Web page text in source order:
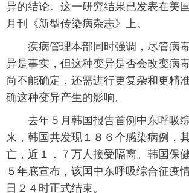
新华电视中文 新华电视英文
异的结论。这一研究结果已发表在美
月刊《新型传染病杂志》上。
疾病管理本部同时强调，尽管病
异是事实，但这种变异是否会改变病
尚不能确定，还需进行更复杂和更精
确这种变异产生的影响。
去年５月韩国报告首例中东呼吸
来，韩国共发现１８６个感染病例，
亡，近１．７万人接受隔离。韩国保
５年底宣布，该国中东呼吸综合征疫
日２４时正式结束。